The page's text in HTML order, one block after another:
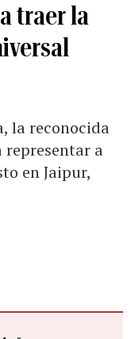
traer la
la reconocida
a
en Jaipur,